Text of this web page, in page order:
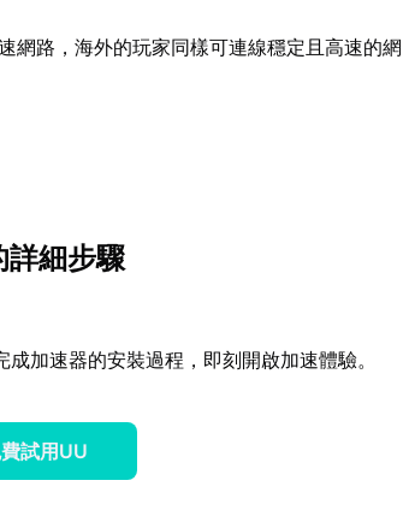
網路，海外的玩家同樣可連線穩定且高速的網
詳細步驟
加速器的安裝過程，即刻開啟加速體驗。
試用UU